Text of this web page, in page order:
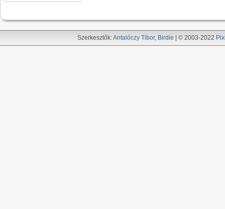
Szerkesztők:Antalóczy Tibor, Birdie | © 2003-2022